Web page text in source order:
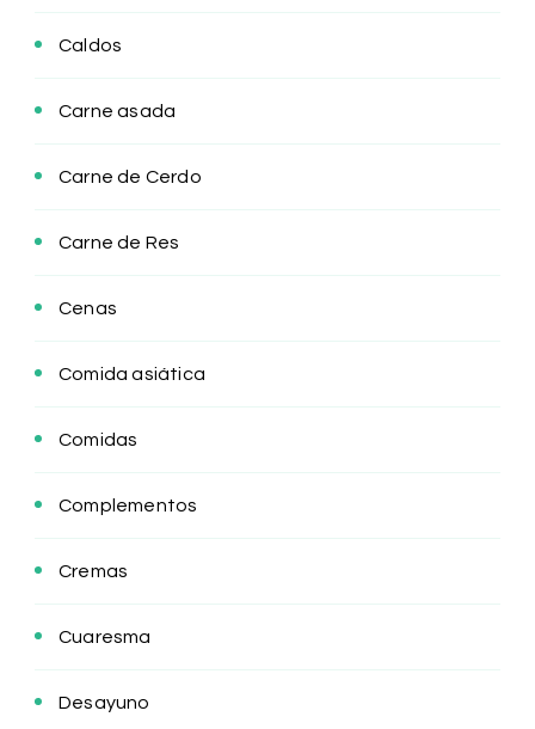
Caldos
Carne asada
Carne de Cerdo
Carne de Res
Cenas
Comida asiática
Comidas
Complementos
Cremas
Cuaresma
Desayuno